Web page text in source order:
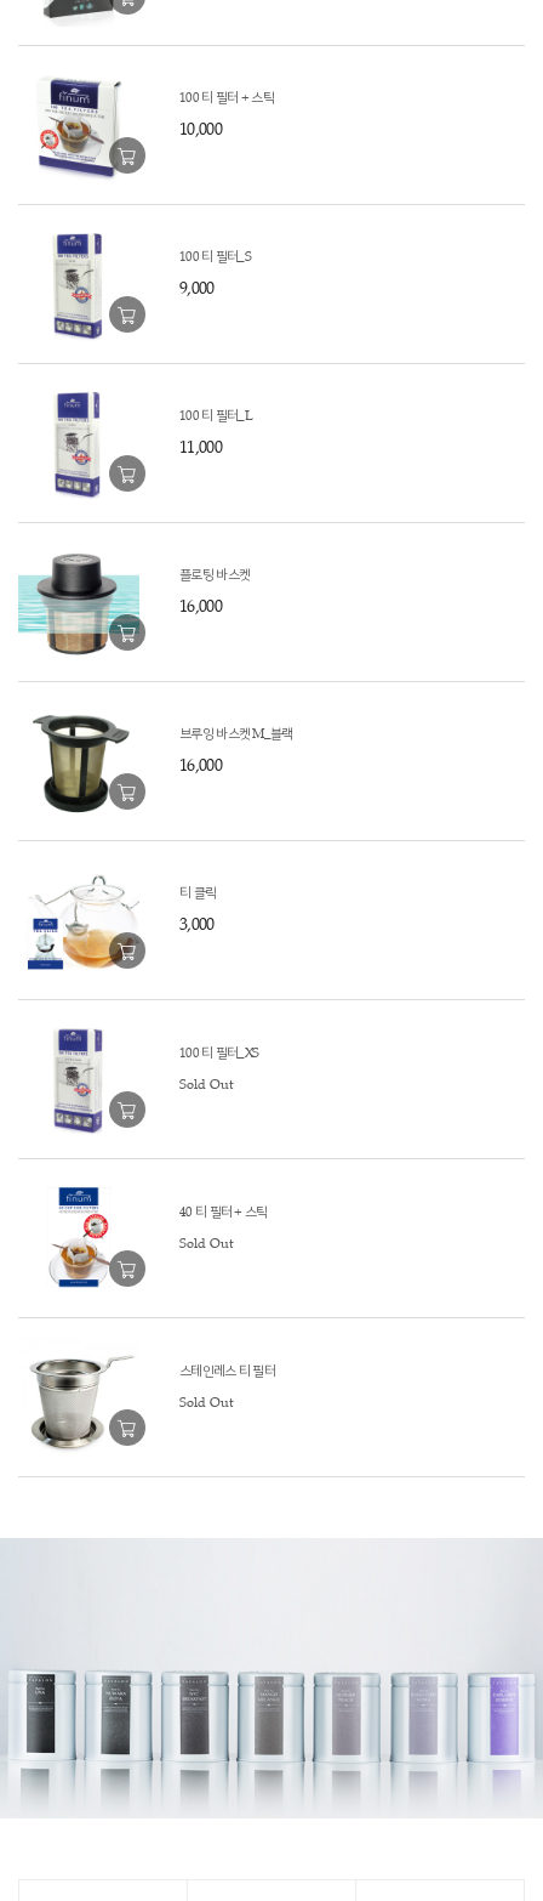
100 티 필터 + 스틱
10,000
100 티 필터_S
9,000
100 티 필터_L
11,000
플로팅 바스켓
16,000
브루잉 바스켓 M_블랙
16,000
티 클릭
3,000
100 티 필터_XS
Sold Out
40 티 필터 + 스틱
Sold Out
스테인레스 티 필터
Sold Out